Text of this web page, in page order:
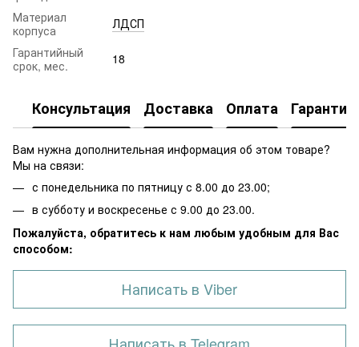
Материал
корпуса
ЛДСП
Гарантийный
срок, мес.
18
Консультация Доставка Оплата Гарантия
Вам нужна дополнительная информация об этом товаре?
Мы на связи:
с понедельника по пятницу с 8.00 до 23.00;
в субботу и воскресенье с 9.00 до 23.00.
Пожалуйста, обратитесь к нам любым удобным для Вас
способом:
Написать в Viber